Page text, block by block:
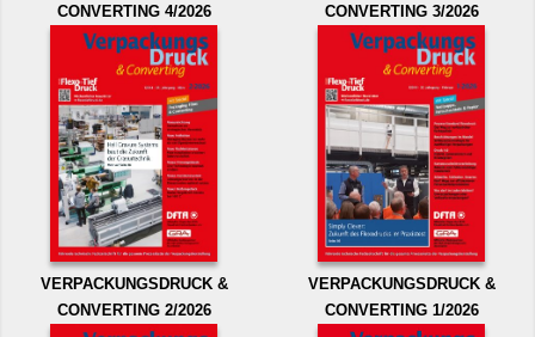
CONVERTING 4/2026
CONVERTING 3/2026
VERPACKUNGSDRUCK &
CONVERTING 2/2026
VERPACKUNGSDRUCK &
CONVERTING 1/2026